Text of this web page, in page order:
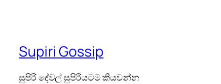
Supiri Gossip
සුපිරි දේවල් සුපිරියටම කියවන්න